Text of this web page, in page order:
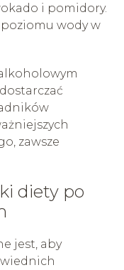
i pomidory.
wody w
zawsze
diety po
jest, aby